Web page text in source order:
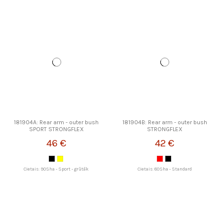
181904A: Rear arm - outer bush
SPORT STRONGFLEX
46 €
Cietais: 90Sha - Sport - grūtāk
181904B: Rear arm - outer bush
STRONGFLEX
42 €
Cietais: 80Sha - Standard